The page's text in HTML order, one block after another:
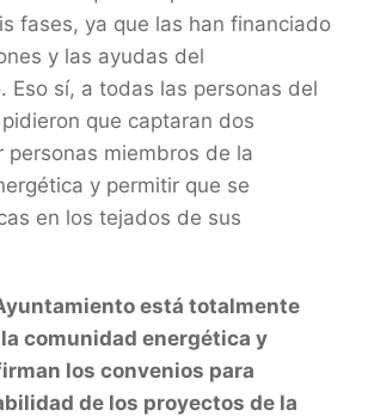
fases, ya que las han financiado
y las ayudas del
Eso sí, a todas las personas del
que captaran dos
personas miembros de la
y permitir que se
en los tejados de sus
está totalmente
comunidad energética y
los convenios para
de los proyectos de la